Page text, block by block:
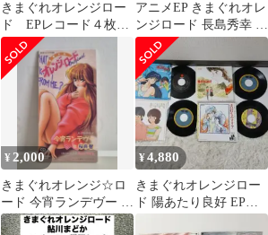
きまぐれオレンジロー
ド EPレコード４枚セ
ット
アニメEP きまぐれオレ
ンジロード 長島秀幸 80
年代 オリジナルステッ
カー付き
¥ 2,000
きまぐれオレンジ☆ロ
ード 今宵ランデヴー 桜
井智 8cm CDシングル
¥4,880
きまぐれオレンジロー
ド 陽あたり良好 EPレ
コード 4枚セット